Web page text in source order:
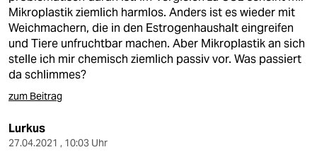
nord
wahrheit
verlag
veranstaltungen
Mikroplastik ziemlich harmlos. Anders ist es wieder mit
Weichmachern, die in den Estrogenhaushalt eingreifen
und Tiere unfruchtbar machen. Aber Mikroplastik an sich
stelle ich mir chemisch ziemlich passiv vor. Was passiert
da schlimmes?
zum Beitrag
Lurkus
27.04.2021 , 10:03 Uhr